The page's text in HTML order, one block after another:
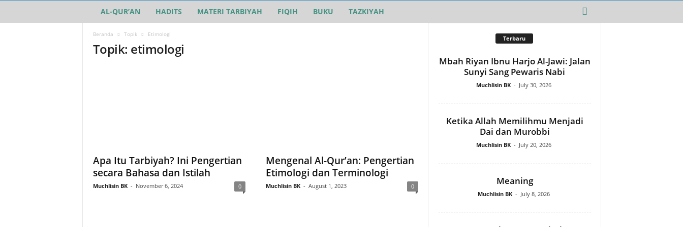
a
AL-QUR’AN HADITS MATERI TARBIYAH FIQIH BUKU TAZKIYAH
Beranda Topik Etimologi
Topik: etimologi
Apa Itu Tarbiyah? Ini Pengertian
secara Bahasa dan Istilah
Muchlisin BK - November 6, 2024 0
Mengenal Al-Qur’an: Pengertian
Etimologi dan Terminologi
Muchlisin BK - August 1, 2023 0
Terbaru
Mbah Riyan Ibnu Harjo Al-Jawi: Jalan
Sunyi Sang Pewaris Nabi
Muchlisin BK - July 30, 2026
Ketika Allah Memilihmu Menjadi
Dai dan Murobbi
Muchlisin BK - July 20, 2026
Meaning
Muchlisin BK - July 8, 2026